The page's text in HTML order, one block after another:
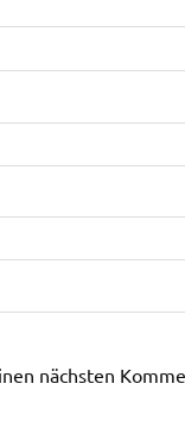
nächsten